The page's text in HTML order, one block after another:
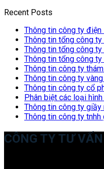
Recent Posts
Thông tin công ty
Thông tin tổng công
Thông tin tổng công
Thông tin tổng công
Thông tin công ty
Thông tin công ty
Thông tin công ty cổ
Phân biệt các loại
Thông tin công ty giầy
Thông tin công ty
CÔNG TY TƯ